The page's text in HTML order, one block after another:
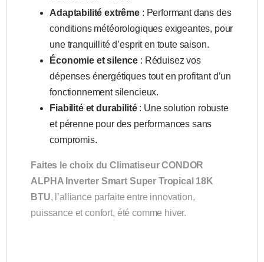
Adaptabilité extrême : Performant dans des
conditions météorologiques exigeantes, pour
une tranquillité d’esprit en toute saison.
Économie et silence : Réduisez vos
dépenses énergétiques tout en profitant d’un
fonctionnement silencieux.
Fiabilité et durabilité: Une solution robuste
et pérenne pour des performances sans
compromis.
Faites le choix du Climatiseur CONDOR
ALPHA Inverter Smart Super Tropical 18K
BTU, l’alliance parfaite entre innovation,
puissance et confort, été comme hiver.